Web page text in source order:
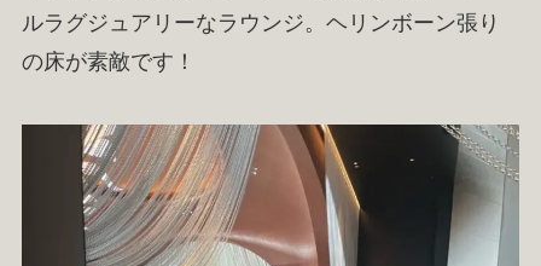
ルラグジュアリーなラウンジ。ヘリンボーン張り
の床が素敵です！